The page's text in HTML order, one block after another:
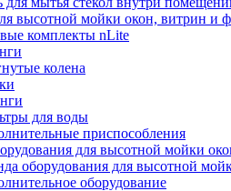
высотной мойки окон, витрин и
комплекты nLite
колена
для воды
приспособления
для высотной мойки
оборудования для высотной
оборудование